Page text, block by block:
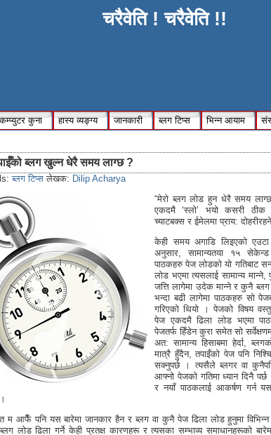
चरैवेति ! चरैवेति !!
कम्प्युटर कुना हास्य व्यङ्ग्य जानकारी ब्लग टिप्स भिन्न आयाम
ब्लग खुल्न धेरै समय लाग्छ ?
ब्लग टिप्स लेखक: Dilip Acharya
“मेरो ब्लग लोड हुन धेरै समय
एकदमै ‘स्लो’ भयो कसरी ठीक
च्याटबक्स र ईमेलमा प्राय:
केही समय अगाडि लिइएको एउटा
अनुसार, सामान्यतया १५
पाठकहरु पेज लोडको यो गतिबाट
लोड भएमा त्यसलाई सामान्य
जत्ति लागेमा उदेक मान्ने र कुनै
भन्दा बढी लागेमा पाठकहरु सो
गरिएको थियो । पेजको विषय
पेज एकदमै ढिला लोड भएमा
पेजतर्फ हिँडेन कुरा समेत सो
अत: सामान्य हिसाबमा हेर्दा,
मात्रै हुँदैन, तपाइँको पेज पनि
सक्नुपर्छ । त्यसैले ब्लगर वा
आफ्नो पेजको गतिमा ध्यान दिनै
र नयाँ पाठकलाई आकर्षण गर्न
म आफैँ पनि यस बारेमा जानकार हैन र ब्लग वा कुनै पेज ढिला लोड हुनुमा
लोड ढिला गर्ने केही प्रतक्ष कारणहरू र त्यसका सम्भाव्य समाधानहरूको